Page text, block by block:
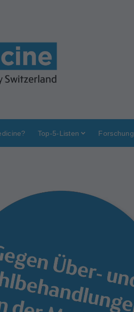
Top-5-Listen Forschung